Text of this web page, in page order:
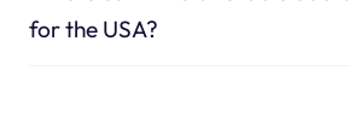
for the USA?